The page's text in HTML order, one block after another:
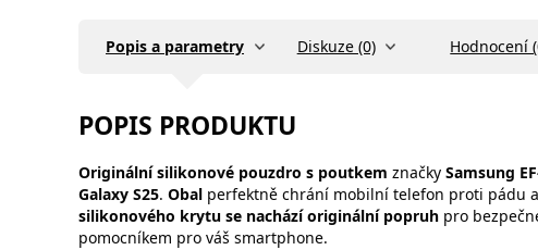
Popis a parametry Diskuze (0) Hodnocení
POPIS PRODUKTU
Originální silikonové pouzdro s poutkem značky Samsung
Galaxy S25. Obal perfektně chrání mobilní telefon proti pádu
silikonového krytu se nachází originální popruh pro
pomocníkem pro váš smartphone.